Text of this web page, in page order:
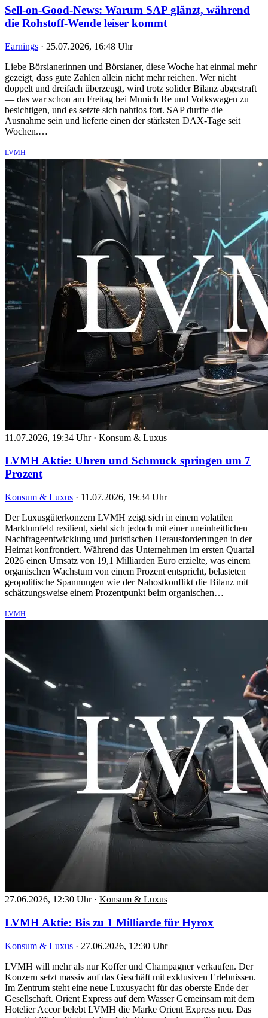
Sell-on-Good-News: Warum SAP glänzt, während
die Rohstoff-Wende leiser kommt
Earnings · 25.07.2026, 16:48 Uhr
Liebe Börsianerinnen und Börsianer, diese Woche hat einmal mehr
gezeigt, dass gute Zahlen allein nicht mehr reichen. Wer nicht
doppelt und dreifach überzeugt, wird trotz solider Bilanz abgestraft
— das war schon am Freitag bei Munich Re und Volkswagen zu
besichtigen, und es setzte sich nahtlos fort. SAP durfte die
Ausnahme sein und lieferte einen der stärksten DAX-Tage seit
Wochen.…
LVMH
11.07.2026, 19:34 Uhr · Konsum & Luxus
LVMH Aktie: Uhren und Schmuck springen um 7
Prozent
Konsum & Luxus · 11.07.2026, 19:34 Uhr
Der Luxusgüterkonzern LVMH zeigt sich in einem volatilen
Marktumfeld resilient, sieht sich jedoch mit einer uneinheitlichen
Nachfrageentwicklung und juristischen Herausforderungen in der
Heimat konfrontiert. Während das Unternehmen im ersten Quartal
2026 einen Umsatz von 19,1 Milliarden Euro erzielte, was einem
organischen Wachstum von einem Prozent entspricht, belasteten
geopolitische Spannungen wie der Nahostkonflikt die Bilanz mit
schätzungsweise einem Prozentpunkt beim organischen…
LVMH
27.06.2026, 12:30 Uhr · Konsum & Luxus
LVMH Aktie: Bis zu 1 Milliarde für Hyrox
Konsum & Luxus · 27.06.2026, 12:30 Uhr
LVMH will mehr als nur Koffer und Champagner verkaufen. Der
Konzern setzt massiv auf das Geschäft mit exklusiven Erlebnissen.
Im Zentrum steht eine neue Luxusyacht für das oberste Ende der
Gesellschaft. Orient Express auf dem Wasser Gemeinsam mit dem
Hotelier Accor belebt LVMH die Marke Orient Express neu. Das